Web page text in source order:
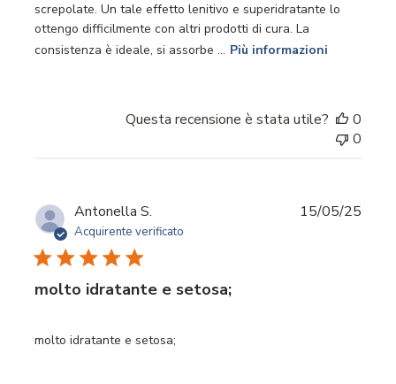
screpolate. Un tale effetto lenitivo e superidratante lo
ottengo difficilmente con altri prodotti di cura. La
consistenza è ideale, si assorbe ... Più informazioni
Questa recensione è stata utile?
0
0
Antonella S.
Acquirente verificato
molto idratante e setosa;
molto idratante e setosa;
Data
15/05/25